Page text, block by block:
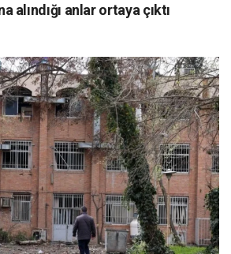
alındığı anlar ortaya çıktı